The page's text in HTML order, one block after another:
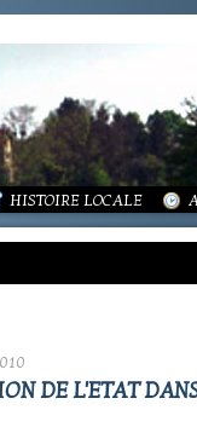
HISTOIRE LOCALE
DE L'ETAT
LA PETITE HISTOIRE DE
PHOTOS DE MARLIEUX